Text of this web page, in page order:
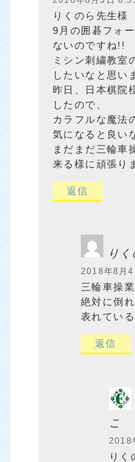
りくのら先生様
9月の囲碁フォ
ないのですね!!
ミシン刺繍教室
したいなと思い
昨日、日本棋院
したので、
カラフルな魔法
気になると良い
まだまだ三輪車
来る様に頑張
返信
りく
2018年8月
三輪車操
絶対に倒
表れてい
返信
こ
2018
りく